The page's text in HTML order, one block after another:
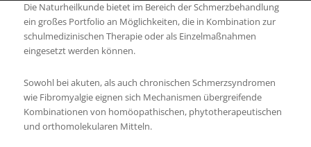
Die Naturheilkunde bietet im Bereich der Schmerzbehandlung
ein großes Portfolio an Möglichkeiten, die in Kombination zur
schulmedizinischen Therapie oder als Einzelmaßnahmen
eingesetzt werden können.
Sowohl bei akuten, als auch chronischen Schmerzsyndromen
wie Fibromyalgie eignen sich Mechanismen übergreifende
Kombinationen von homöopathischen, phytotherapeutischen
und orthomolekularen Mitteln.